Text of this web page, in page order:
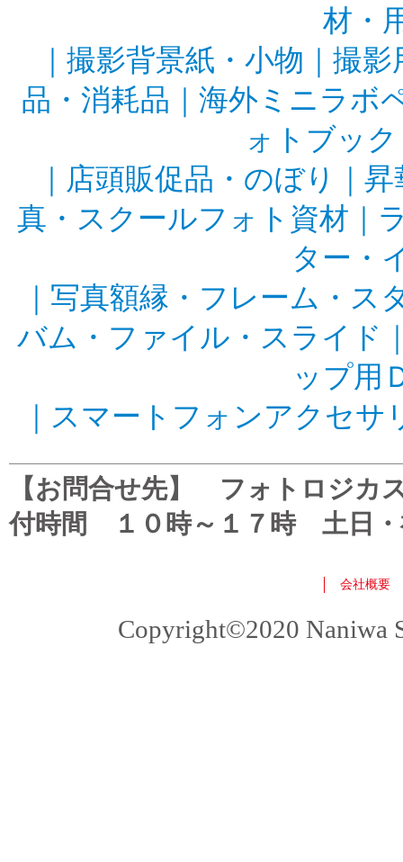
材・
撮影背景紙・小物
撮影
品・消耗品
海外ミニラボ
ォトブッ
店頭販促品・のぼり
昇
真・スクールフォト資材
ター・
写真額縁・フレーム・ス
バム・ファイル・スライド
ップ用
スマートフォンアクセサ
【お問合せ先】 フォトロジ
付時間 １０時～１７時 土日・
会社概要
Copyright©2020 Naniwa